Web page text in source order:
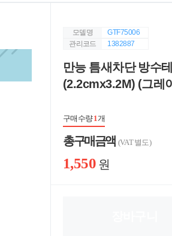
모델명
GTF75006
관리코드
1382887
만능 틈새차단 방수
(2.2cmx3.2M) (그레
구매수량1개
총 구매 금액 (VAT 별도)
1,550 원